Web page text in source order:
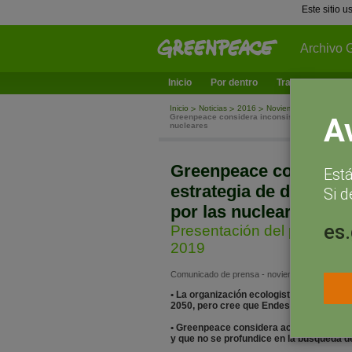
Este sitio
Archivo
Inicio Por dentro Trabajamos en
Inicio Noticias 2016
Noviembre
Greenpeace considera inconsistente y
nucleares
Greenpeace
estrategia de
por las nucleares
Presentación del plan
2019
Comunicado de prensa - noviembre 23, 2016
• La organización ecologista valora
2050, pero cree que Endesa se engaña
• Greenpeace considera acertado el fin
y que no se profundice en la búsqueda
Si